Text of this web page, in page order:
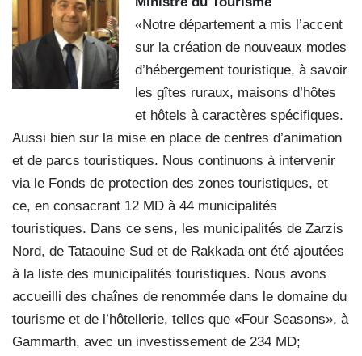
«Notre département a mis l’accent
sur la création de nouveaux modes
d’hébergement touristique, à savoir
les gîtes ruraux, maisons d’hôtes
et hôtels à caractères spécifiques.
Aussi bien sur la mise en place de centres d’animation
et de parcs touristiques. Nous continuons à intervenir
via le Fonds de protection des zones touristiques, et
ce, en consacrant 12 MD à 44 municipalités
touristiques. Dans ce sens, les municipalités de Zarzis
Nord, de Tataouine Sud et de Rakkada ont été ajoutées
à la liste des municipalités touristiques. Nous avons
accueilli des chaînes de renommée dans le domaine du
tourisme et de l’hôtellerie, telles que «Four Seasons», à
Gammarth, avec un investissement de 234 MD;